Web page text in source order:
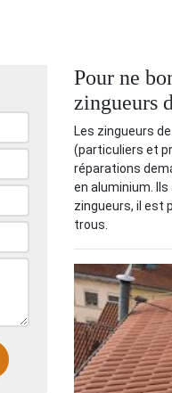
Pour ne
zingueurs
Les zingueurs
(particuliers et
réparations
en aluminium.
zingueurs, il est
trous.